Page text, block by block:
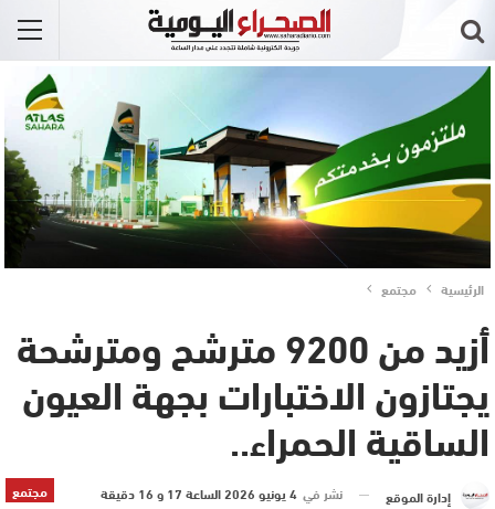
الرئيسية مجتمع
أزيد من 9200 مترشح ومترشحة
يجتازون الاختبارات بجهة العيون
الساقية الحمراء..
مجتمع إدارة الموقع نشر في 4 يونيو 2026 الساعة 17 و 16 دقيقة